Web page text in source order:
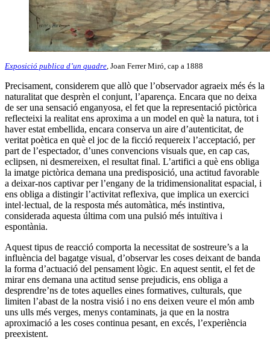
Exposició publica d’un quadre, Joan Ferrer Miró, cap a 1888
Precisament, considerem que allò que l’observador agraeix més és la
naturalitat que desprèn el conjunt, l’aparença. Encara que no deixa
de ser una sensació enganyosa, el fet que la representació pictòrica
reflecteixi la realitat ens aproxima a un model en què la natura, tot i
haver estat embellida, encara conserva un aire d’autenticitat, de
veritat poètica en què el joc de la ficció requereix l’acceptació, per
part de l’espectador, d’unes convencions visuals que, en cap cas,
eclipsen, ni desmereixen, el resultat final. L’artifici a què ens obliga
la imatge pictòrica demana una predisposició, una actitud favorable
a deixar-nos captivar per l’engany de la tridimensionalitat espacial, i
ens obliga a distingir l’activitat reflexiva, que implica un exercici
intel·lectual, de la resposta més automàtica, més instintiva,
considerada aquesta última com una pulsió més intuïtiva i
espontània.
Aquest tipus de reacció comporta la necessitat de sostreure’s a la
influència del bagatge visual, d’observar les coses deixant de banda
la forma d’actuació del pensament lògic. En aquest sentit, el fet de
mirar ens demana una actitud sense prejudicis, ens obliga a
desprendre’ns de totes aquelles eines formatives, culturals, que
limiten l’abast de la nostra visió i no ens deixen veure el món amb
uns ulls més verges, menys contaminats, ja que en la nostra
aproximació a les coses continua pesant, en excés, l’experiència
preexistent.